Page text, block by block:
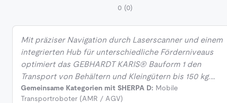
0 (0)
Mit präziser Navigation durch Laserscanner und einem
integrierten Hub für unterschiedliche Förderniveaus
optimiert das GEBHARDT KARIS® Bauform 1 den
Transport von Behältern und Kleingütern bis 150 kg.…
Gemeinsame Kategorien mit SHERPA D: Mobile
Transportroboter (AMR / AGV)